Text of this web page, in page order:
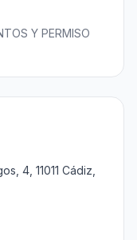
Y PERMISO
4, 11011 Cádiz,